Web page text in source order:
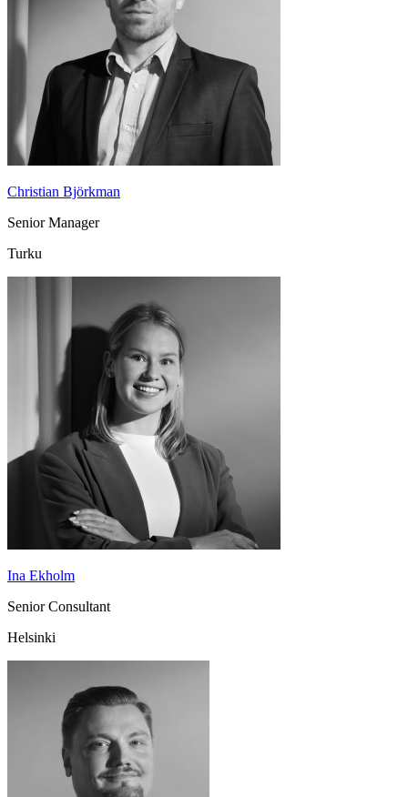
Christian Björkman
Senior Manager
Turku
Ina Ekholm
Senior Consultant
Helsinki